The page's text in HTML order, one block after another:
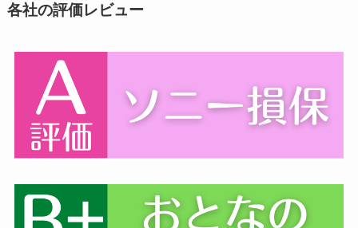
各社の評価レビュー